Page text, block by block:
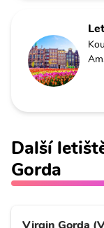
Další
Gorda